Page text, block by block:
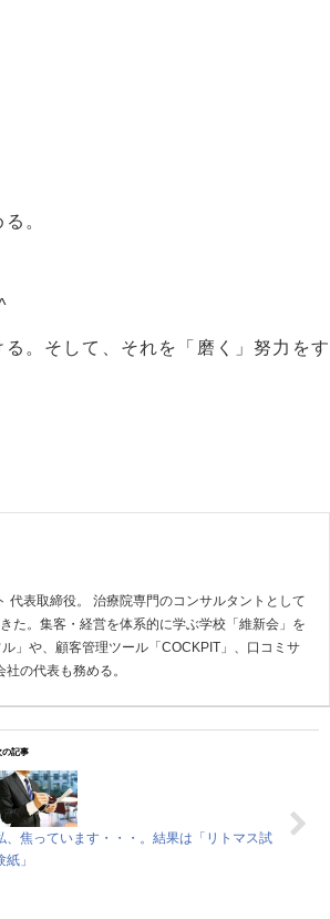
。
。そして、それを「磨く」努力をす
代表取締役。 治療院専門のコンサルタントとして
た。集客・経営を体系的に学ぶ学校「維新会」を
」や、顧客管理ツール「COCKPIT」、口コミサ
の代表も務める。
の記事
、焦っています・・・。結果は「リトマス試
紙」